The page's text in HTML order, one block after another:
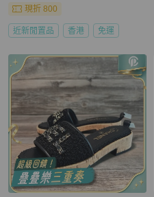
現折 800
近新閒置品 香港 免運